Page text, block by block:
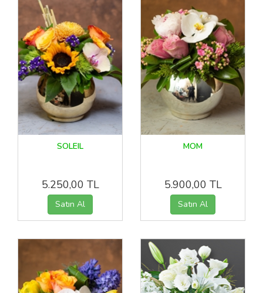
SOLEIL
5.250,00 TL
MOM
5.900,00 TL